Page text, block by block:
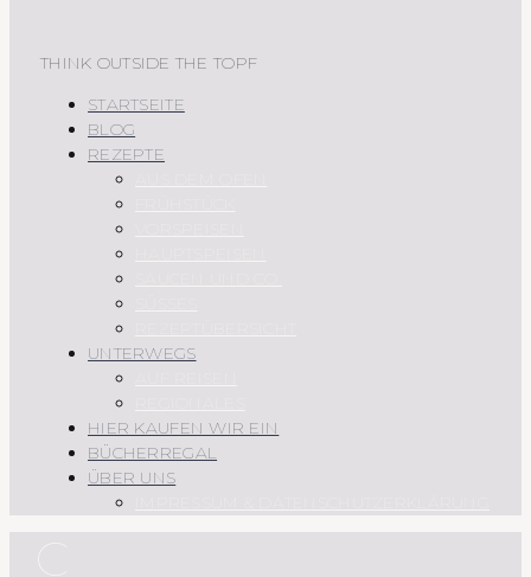
THINK OUTSIDE THE TOPF
STARTSEITE
BLOG
REZEPTE
UNTERWEGS
HIER KAUFEN WIR EIN
BÜCHERREGAL
ÜBER UNS